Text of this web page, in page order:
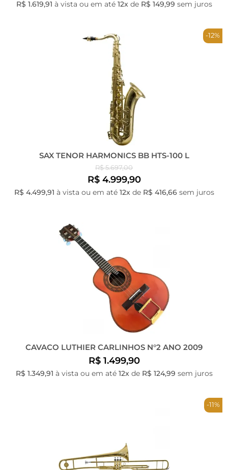
R$ 1.619,91 à vista ou em até 12xde R$ 149,99 sem juros
-12%
SAX TENOR HARMONICS BB HTS-100 L
R$ 5.697,00
R$ 4.999,90
R$ 4.499,91 à vista ou em até 12xde R$ 416,66sem juros
CAVACO LUTHIER CARLINHOS N°2 ANO 2009
R$ 1.499,90
R$ 1.349,91 à vista ou em até 12xde R$ 124,99 sem juros
-11%